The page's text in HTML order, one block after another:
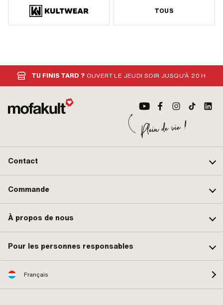
TOUS
TU FINIS TARD ? OUVERT LE JEUDI SOIR JUSQU'À 20 H
Contact
Commande
À propos de nous
Pour les personnes responsables
Français